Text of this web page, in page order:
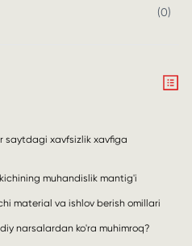
(0)
saytdagi xavfsizlik xavfiga
muhandislik mantig'i
material va ishlov berish omillari
narsalardan ko'ra muhimroq?